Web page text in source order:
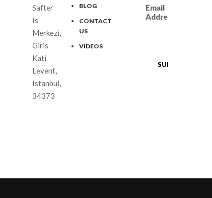
Safter
Is
Merkezi,
Giris
Kati
Levent,
Istanbul,
34373
BLOG
CONTACT
US
VIDEOS
LINKEDIN
Email
Address